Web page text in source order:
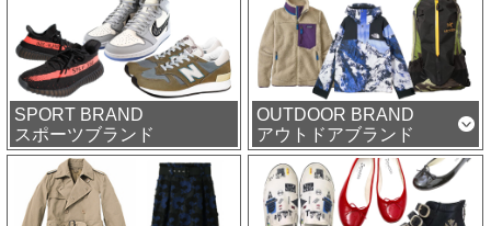
SPORT BRAND
スポーツブランド
OUTDOOR BRAND
アウトドアブランド